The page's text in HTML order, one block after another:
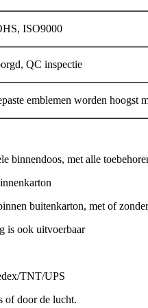
ISO9000
QC inspectie
emblemen worden hoogst
binnendoos, met alle
buitenkarton, met of
is ook uitvoerbaar
TNT/UPS
of door de lucht.